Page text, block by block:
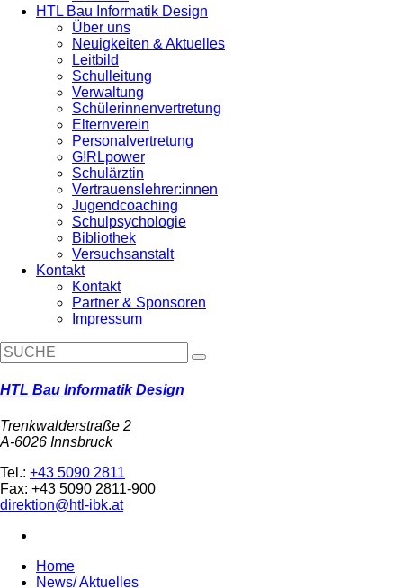
HTL Bau Informatik Design
Über uns
Neuigkeiten & Aktuelles
Leitbild
Schulleitung
Verwaltung
Schülerinnenvertretung
Elternverein
Personalvertretung
G!RLpower
Schulärztin
Vertrauenslehrer:innen
Jugendcoaching
Schulpsychologie
Bibliothek
Versuchsanstalt
Kontakt
Kontakt
Partner & Sponsoren
Impressum
HTL Bau Informatik Design
Trenkwalderstraße 2
A-6026 Innsbruck
Tel.: +43 5090 2811
Fax: +43 5090 2811-900
direktion@htl-ibk.at
Home
News/ Aktuelles